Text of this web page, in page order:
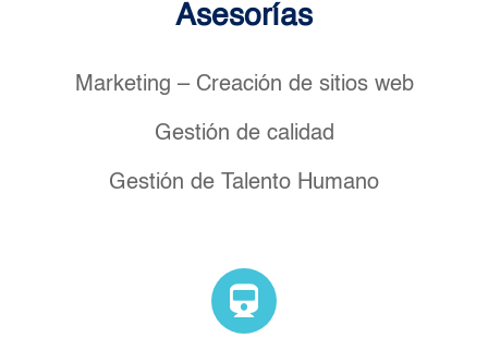
Asesorías
Marketing – Creación de sitios web
Gestión de calidad
Gestión de Talento Humano